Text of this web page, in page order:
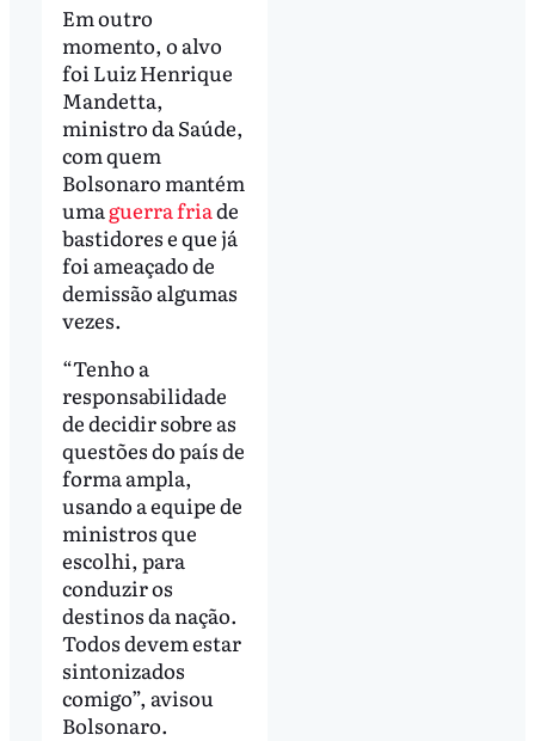
Em outro
momento, o alvo
foi Luiz Henrique
Mandetta,
ministro da Saúde,
com quem
Bolsonaro mantém
umaguerra friade
bastidores e que já
foi ameaçado de
demissão algumas
vezes.
“Tenho a
responsabilidade
de decidir sobre as
questões do país de
forma ampla,
usando a equipe de
ministros que
escolhi, para
conduzir os
destinos da nação.
Todos devem estar
sintonizados
comigo”, avisou
Bolsonaro.